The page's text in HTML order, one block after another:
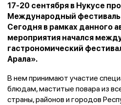
17-20 сентября в Нукусе
Международный фестиваль
Сегодня в рамках данного
мероприятия начался
гастрономический
Арала».
В нем принимают участие
блюдам, маститые повара из
страны, районов и городов